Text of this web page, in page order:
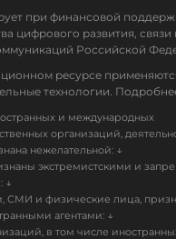
при финансовой
цифрового развития, связи
Российской
ресурсе
технологии.
и международных
организаций,
нежелательной: ↓
экстремистскими и
↓
СМИ и физические лица,
агентами: ↓
в том числе